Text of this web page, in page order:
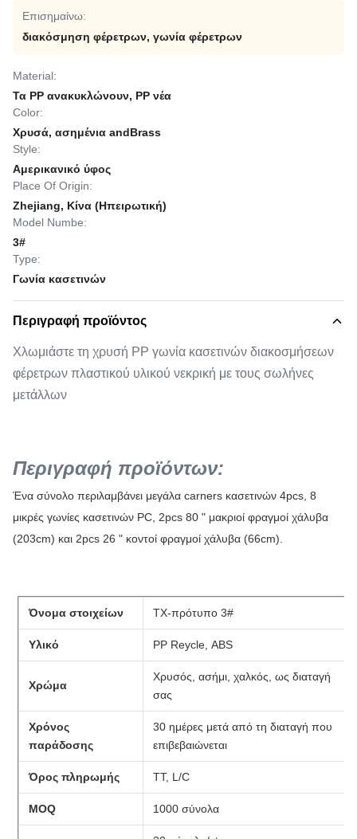
Επισημαίνω:
διακόσμηση φέρετρων, γωνία φέρετρων
Material:
Τα PP ανακυκλώνουν, PP νέα
Color:
Χρυσά, ασημένια andBrass
Style:
Αμερικανικό ύφος
Place Of Origin:
Zhejiang, Κίνα (Ηπειρωτική)
Model Numbe:
3#
Type:
Γωνία κασετινών
Περιγραφή προϊόντος
Χλωμιάστε τη χρυσή PP γωνία κασετινών διακοσμήσεων
φέρετρων πλαστικού υλικού νεκρική με τους σωλήνες
μετάλλων
Περιγραφή προϊόντων:
Ένα σύνολο περιλαμβάνει μεγάλα carners κασετινών 4pcs, 8
μικρές γωνίες κασετινών PC, 2pcs 80 " μακριοί φραγμοί χάλυβα
(203cm) και 2pcs 26 " κοντοί φραγμοί χάλυβα (66cm).
Όνομα στοιχείων TX-πρότυπο 3#
Υλικό PP Reycle, ABS
Χρώμα
Χρυσός, ασήμι, χαλκός, ως διαταγή
σας
Χρόνος
παράδοσης
30 ημέρες μετά από τη διαταγή που
επιβεβαιώνεται
Όρος πληρωμής TT, L/C
MOQ 1000 σύνολα